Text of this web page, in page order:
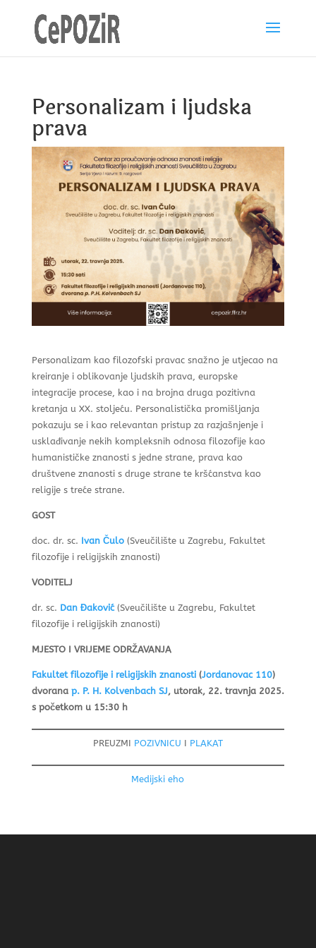
Personalizam i ljudska
prava
Personalizam kao filozofski pravac snažno je utjecao na
kreiranje i oblikovanje ljudskih prava, europske
integracije procese, kao i na brojna druga pozitivna
kretanja u XX. stoljeću. Personalistička promišljanja
pokazuju se i kao relevantan pristup za razjašnjenje i
usklađivanje nekih kompleksnih odnosa filozofije kao
humanističke znanosti s jedne strane, prava kao
društvene znanosti s druge strane te kršćanstva kao
religije s treće strane.
GOST
doc. dr. sc. Ivan Čulo(Sveučilište u Zagrebu, Fakultet
filozofije i religijskih znanosti)
VODITELJ
dr. sc. Dan Đaković(Sveučilište u Zagrebu, Fakultet
filozofije i religijskih znanosti)
MJESTO I VRIJEME ODRŽAVANJA
Fakultet filozofije i religijskih znanosti(Jordanovac 110)
dvorana p. P. H. Kolvenbach SJ, utorak, 22. travnja 2025.
s početkom u 15:30 h
PREUZMI POZIVNICU I PLAKAT
Medijski eho